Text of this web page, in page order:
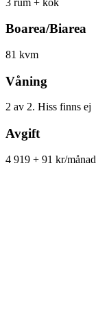
Boarea/Biarea
81 kvm
Våning
2 av 2. Hiss finns ej
Avgift
4 919 + 91 kr/månad